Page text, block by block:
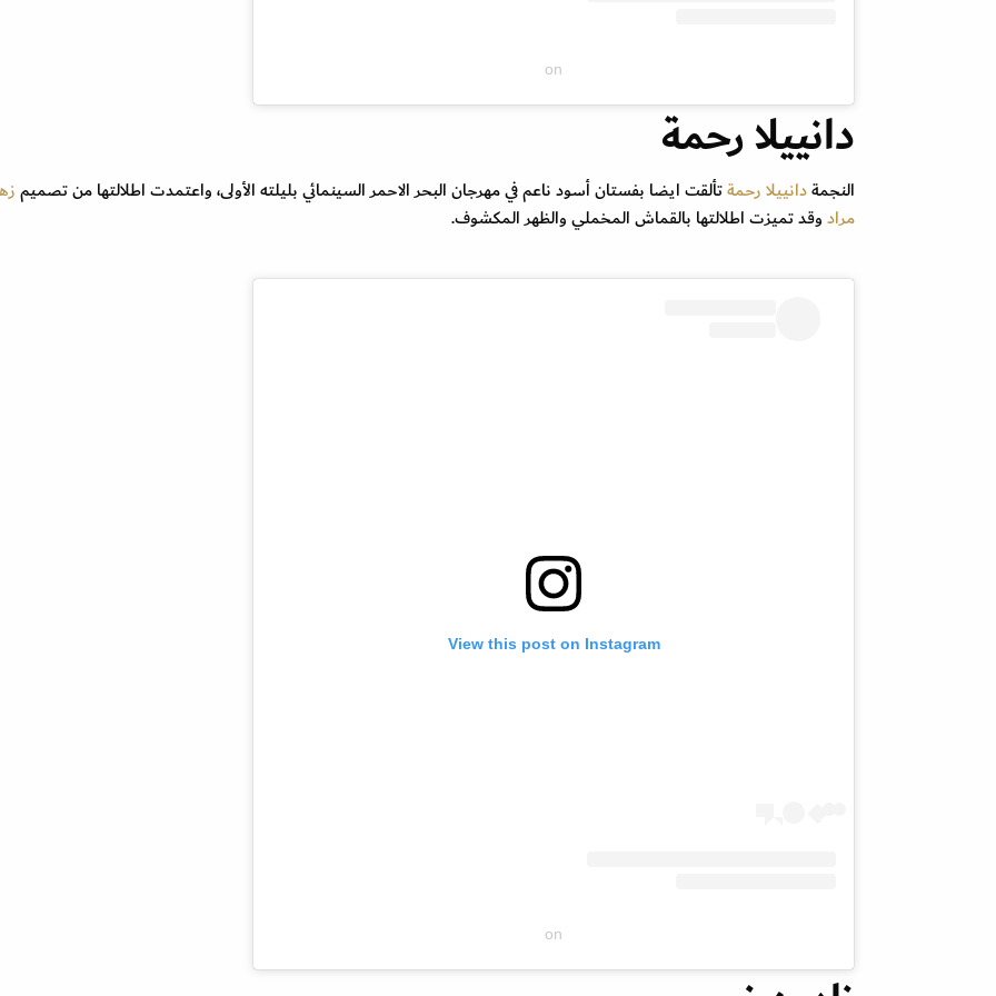
on
دانييلا رحمة
النجمةدانييلا رحمةتألقت ايضا بفستان أسود ناعم في مهرجان البحر الاحمر السينمائي بليلته الأولى، واعتمدت اطلالتها من تصميم
مرادوقد تميزت اطلالتها بالقماش المخملي والظهر المكشوف.
View this post on Instagram
on